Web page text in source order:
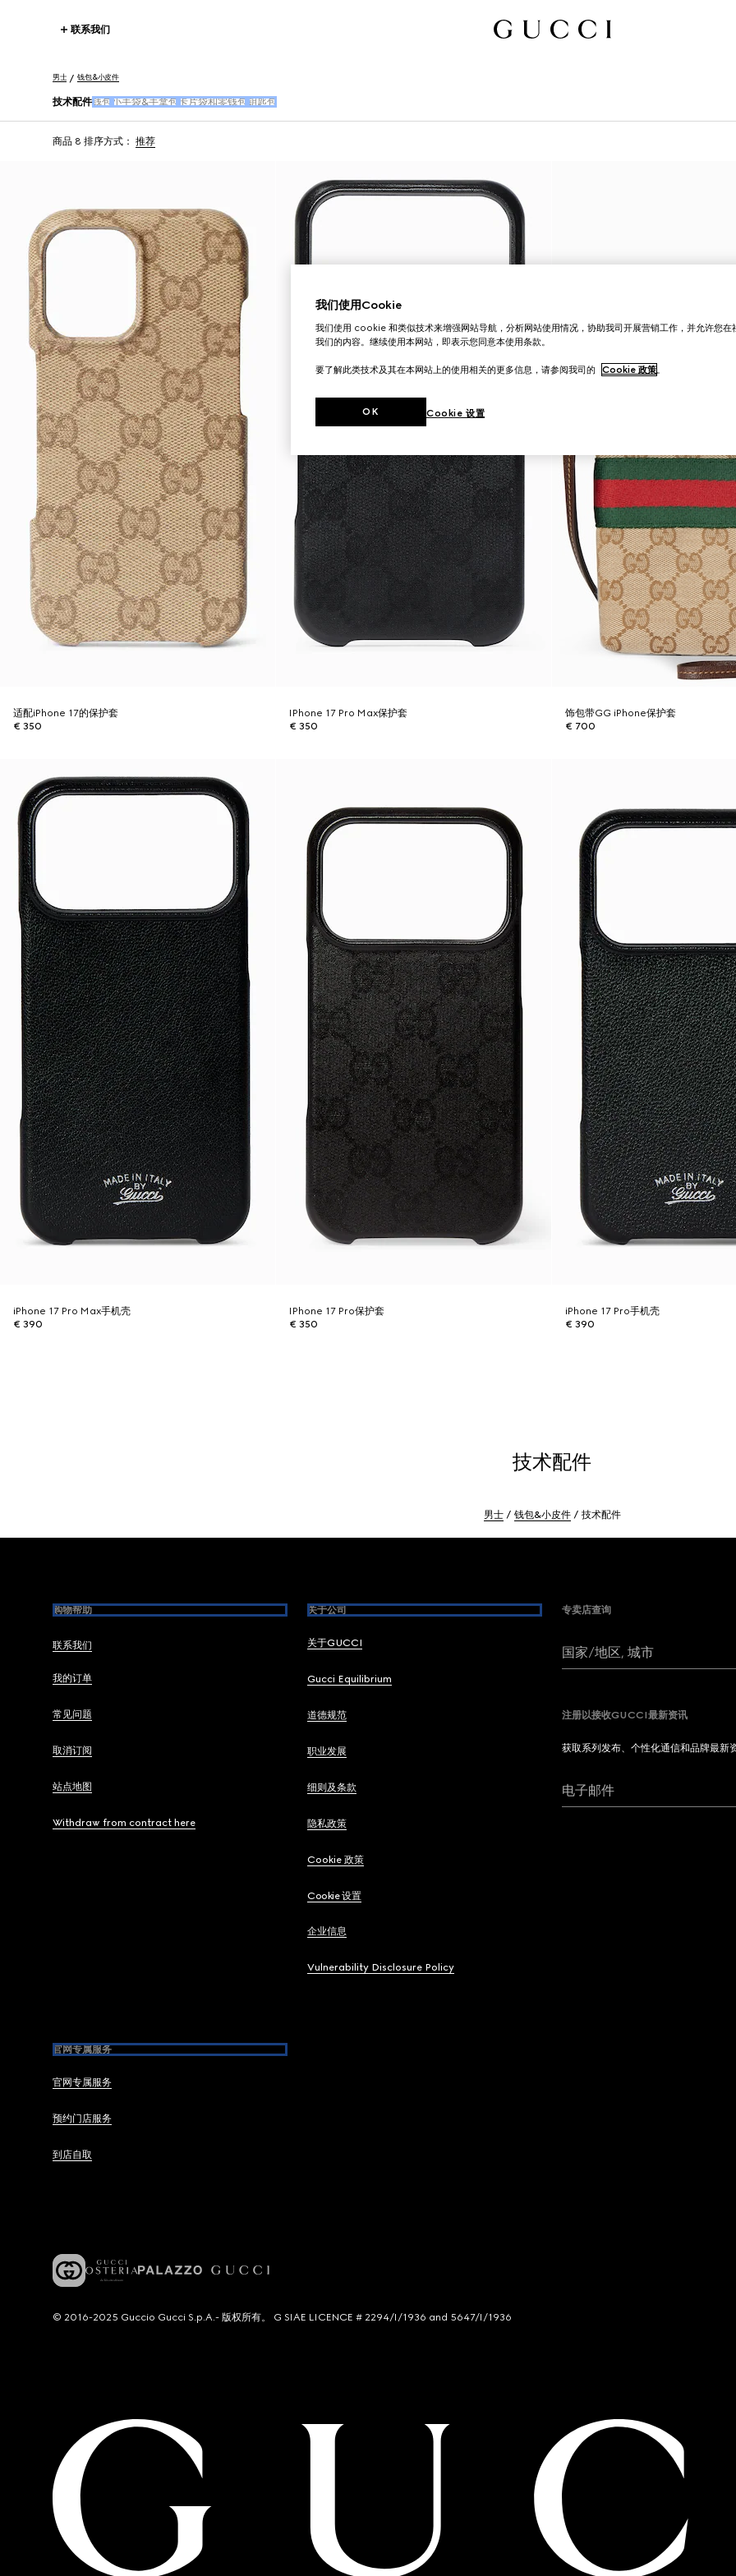
联系我们
男士 钱包&小皮件
技术配件 钱包 小手袋&手拿包 卡片袋和零钱包 钥匙包
商品 8 排序方式： 推荐
适配iPhone 17的保护套
€ 350
IPhone 17 Pro Max保护套
€ 350
饰包带GG iPhone保护套
€ 700
iPhone 17 Pro Max手机壳
€ 390
IPhone 17 Pro保护套
€ 350
iPhone 17 Pro手机壳
€ 390
技术配件
男士 钱包&小皮件 技术配件
购物帮助
联系我们
我的订单
常见问题
取消订阅
站点地图
Withdraw from contract here
关于公司
关于GUCCI
Gucci Equilibrium
道德规范
职业发展
细则及条款
隐私政策
Cookie 政策
Cookie 设置
企业信息
Vulnerability Disclosure Policy
官网专属服务
官网专属服务
预约门店服务
到店自取
专卖店查询
国家/地区, 城市
注册以接收GUCCI最新资讯
获取系列发布、个性化通信和品牌最新
电子邮件
© 2016-2025 Guccio Gucci S.p.A.- 版权所有。 G SIAE LICENCE # 2294/I/1936 and 5647/I/1936
我们使用Cookie
我们使用 cookie 和类似技术来增强网站导航，分析网站使用情况，协助我司开展营销工作，并允许您在
我们的内容。继续使用本网站，即表示您同意本使用条款。
要了解此类技术及其在本网站上的使用相关的更多信息，请参阅我司的 Cookie 政策。
Cookie 设置
OK